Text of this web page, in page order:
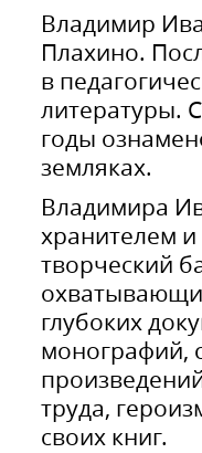
Владимир
Плахино.
в
литературы.
годы
земляках.
Владимира
хранителем
творческий
глубоких
монографий,
труда,
своих книг.